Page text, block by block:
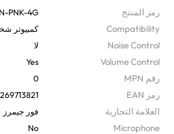
الوزن وبوسائد أذن جلدية ناعمة لتمنحك راحة
الميكروفون المرن اتصالاً صوتيًا واضحًا للغاية مع
المنفذ مقاس 3.5 ملم والكابل المجدول ذو
سلسًا وخاليًا من المتاعب في كل جلسة.
رمز المنتج PNK-4G
Compatibility كمبيوتر
Noise Control لا
Volume Control
Yes
رقم MPN 0
رمز EAN
‫العلامة التجارية فور جيمرز
Microphone
No